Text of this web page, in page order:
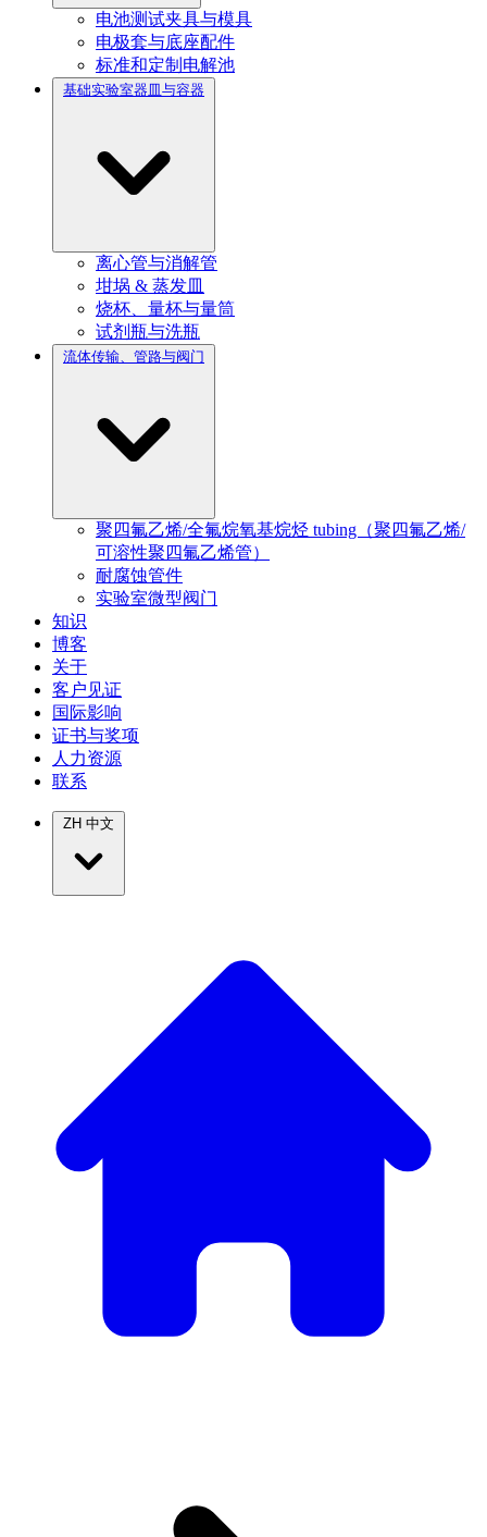
电池测试夹具与模具
电极套与底座配件
标准和定制电解池
基础实验室器皿与容器
离心管与消解管
坩埚 & 蒸发皿
烧杯、量杯与量筒
试剂瓶与洗瓶
流体传输、管路与阀门
聚四氟乙烯/全氟烷氧基烷烃 tubing（聚四氟乙烯/
可溶性聚四氟乙烯管）
耐腐蚀管件
实验室微型阀门
知识
博客
关于
客户见证
国际影响
证书与奖项
人力资源
联系
ZH 中文